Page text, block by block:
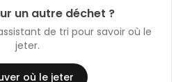
un autre déchet ?
de tri pour savoir où le
jeter.
où le jeter